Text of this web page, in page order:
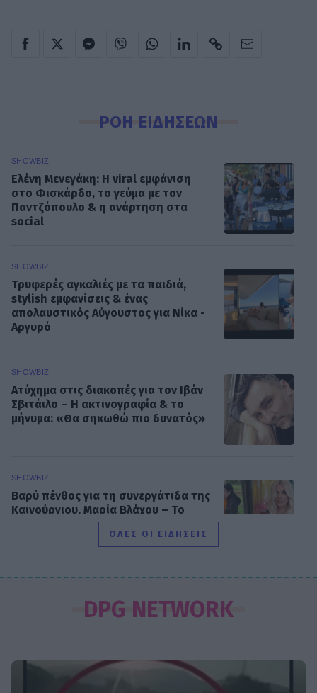
ΡΟΗ ΕΙΔΗΣΕΩΝ
SHOWBIZ
Ελένη Μενεγάκη: Η viral εμφάνιση
στο Φισκάρδο, το γεύμα με τον
Παντζόπουλο & η ανάρτηση στα
social
SHOWBIZ
Τρυφερές αγκαλιές με τα παιδιά,
stylish εμφανίσεις & ένας
απολαυστικός Αύγουστος για Νίκα -
Αργυρό
SHOWBIZ
Ατύχημα στις διακοπές για τον Ιβάν
Σβιτάιλο – Η ακτινογραφία & το
μήνυμα: «Θα σηκωθώ πιο δυνατός»
SHOWBIZ
Βαρύ πένθος για τη συνεργάτιδα της
Καινούργιου, Μαρία Βλάχου – Το
μήνυμα της παρουσιάστριας
Λένα Παπαληγούρα για Άκη Πάντο:
«Ο γάμος μας είναι πολύ καλύτερος
ΟΛΕΣ ΟΙ ΕΙΔΗΣΕΙΣ
DPG NETWORK